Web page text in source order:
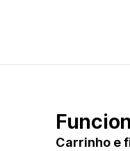
Carrinho e